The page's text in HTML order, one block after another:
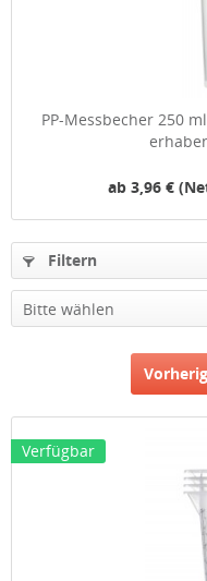
PP-Messbecher 250
ab 3,96 €
Filtern
Verfügbar